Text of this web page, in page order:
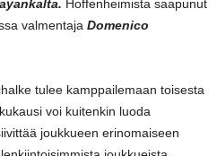
Hoffenheimista saapunut
valmentaja Domenico
tulee kamppailemaan toisesta
voi kuitenkin luoda
joukkueen erinomaiseen